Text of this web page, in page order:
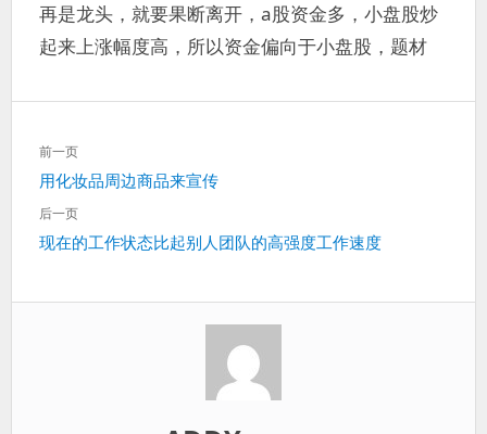
的，
这
再是龙头，就要果断离开，a股资金多，小盘股炒
起来上涨幅度高，所以资金偏向于小盘股，题材
文
章
导
航
前一页
上
一
用化妆品周边商品来宣传
后一页
下
现在的工作状态比起别人团队的高强度工作速度